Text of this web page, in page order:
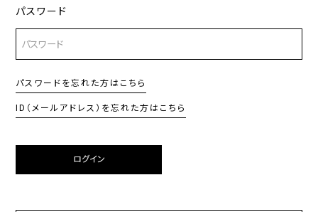
パスワード
パスワードを忘れた方はこちら
ID（メールアドレス）を忘れた方はこちら
ログイン